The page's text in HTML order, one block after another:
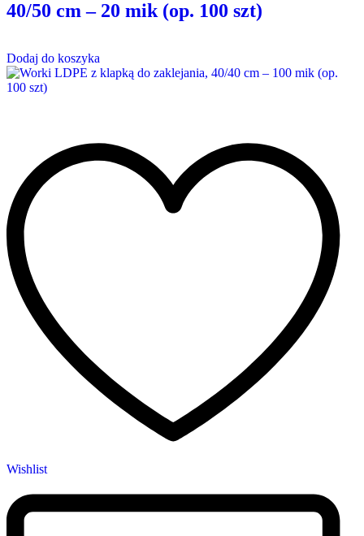
40/50 cm – 20 mik (op. 100 szt)
Dodaj do koszyka
Wishlist